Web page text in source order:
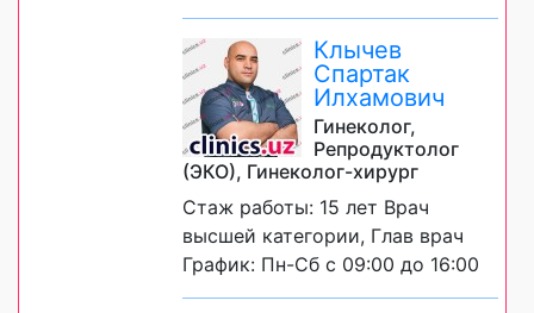
Клычев
Спартак
Илхамович
Гинеколог,
Репродуктолог
(ЭКО), Гинеколог-хирург
Стаж работы: 15 лет Врач
высшей категории, Глав врач
График: Пн-Сб с 09:00 до 16:00